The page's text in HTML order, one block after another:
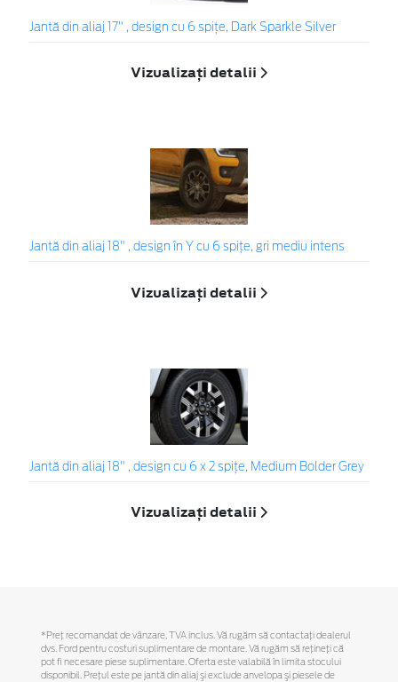
Jantă din aliaj 17" , design cu 6 spiţe, Dark Sparkle Silver
Vizualizați detalii
Jantă din aliaj 18" , design în Y cu 6 spițe, gri mediu intens
Vizualizați detalii
Jantă din aliaj 18" , design cu 6 x 2 spițe, Medium Bolder Grey
Vizualizați detalii
*Preţ recomandat de vânzare, TVA inclus. Vă rugăm să contactaţi dealerul
dvs. Ford pentru costuri suplimentare de montare. Vă rugăm să reţineţi că
pot fi necesare piese suplimentare. Oferta este valabilă în limita stocului
disponibil. Preţul este pe jantă din aliaj şi exclude anvelopa şi piesele de